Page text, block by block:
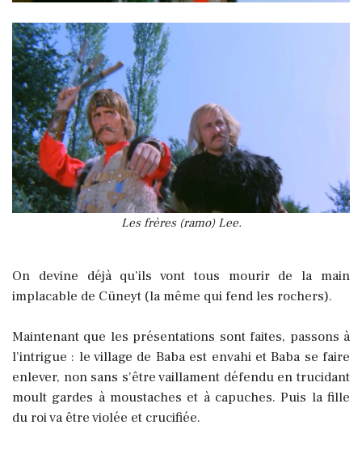
Les frères (ramo) Lee.
On devine déjà qu’ils vont tous mourir de la main
implacable de Cüneyt (la même qui fend les rochers).
Maintenant que les présentations sont faites, passons à
l’intrigue : le village de Baba est envahi et Baba se faire
enlever, non sans s'être vaillament défendu en trucidant
moult gardes à moustaches et à capuches. Puis la fille
du roi va être violée et crucifiée.